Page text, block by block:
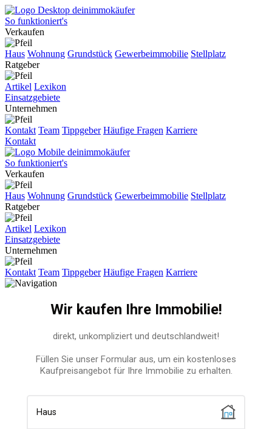
So funktioniert's
Verkaufen
Haus Wohnung Grundstück Gewerbeimmobilie Stellplatz
Ratgeber
Artikel Lexikon
Einsatzgebiete
Unternehmen
Kontakt Team Tippgeber Häufige Fragen Karriere
Kontakt
So funktioniert's
Verkaufen
Haus Wohnung Grundstück Gewerbeimmobilie Stellplatz
Ratgeber
Artikel Lexikon
Einsatzgebiete
Unternehmen
Kontakt Team Tippgeber Häufige Fragen Karriere